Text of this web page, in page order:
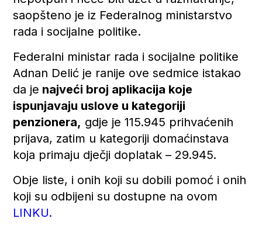
saopšteno je iz Federalnog ministarstvo
rada i socijalne politike.
Federalni ministar rada i socijalne politike
Adnan Delić je ranije ove sedmice istakao
da je najveći broj aplikacija koje
ispunjavaju uslove u kategoriji
penzionera, gdje je 115.945 prihvaćenih
prijava, zatim u kategoriji domaćinstava
koja primaju dječji doplatak – 29.945.
Obje liste, i onih koji su dobili pomoć i onih
koji su odbijeni su dostupne na ovom
LINKU.